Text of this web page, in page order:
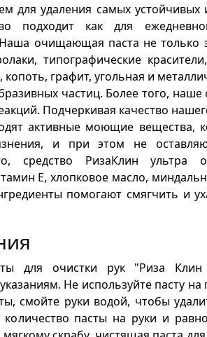
для удаления самых устойчивых
подходит как для
очищающая паста не только
типографические
графит, угольная и
частиц. Более того,
Подчеркивая качество
активные моющие вещества,
и при этом не
средство РизаКлин ультра
Е, хлопковое масло,
помогают смягчить и
для очистки рук "Риза Клин
Не используйте пасту
смойте руки водой, чтобы
пасты на руки и